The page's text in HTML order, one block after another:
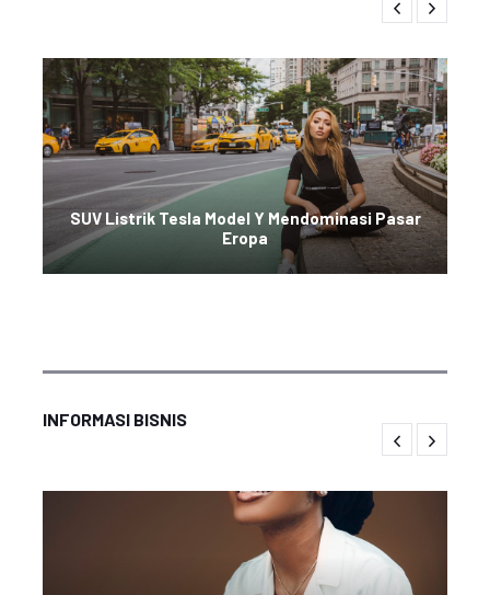
SUV Listrik Tesla Model Y Mendominasi Pasar
Eropa
INFORMASI BISNIS